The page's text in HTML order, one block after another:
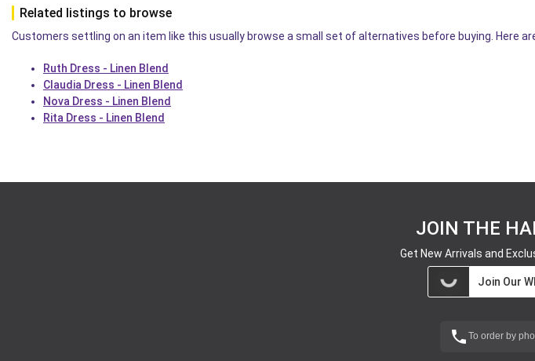
Related listings to browse
Customers settling on an item like this usually browse a small set of alternatives before buying. Here
Ruth Dress - Linen Blend
Claudia Dress - Linen Blend
Nova Dress - Linen Blend
Rita Dress - Linen Blend
JOIN THE
Get New Arrivals and
Join Our
To order by